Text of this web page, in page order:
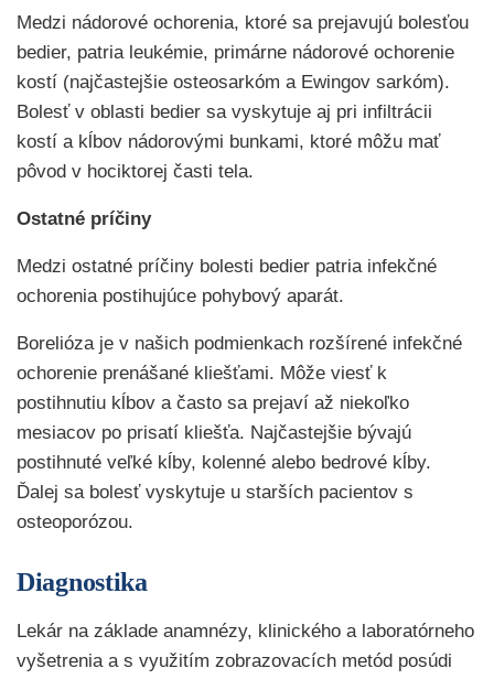
Medzi nádorové ochorenia, ktoré sa prejavujú bolesťou
bedier, patria leukémie, primárne nádorové ochorenie
kostí (najčastejšie osteosarkóm a Ewingov sarkóm).
Bolesť v oblasti bedier sa vyskytuje aj pri infiltrácii
kostí a kĺbov nádorovými bunkami, ktoré môžu mať
pôvod v hociktorej časti tela.
Ostatné príčiny
Medzi ostatné príčiny bolesti bedier patria infekčné
ochorenia postihujúce pohybový aparát.
Borelióza je v našich podmienkach rozšírené infekčné
ochorenie prenášané kliešťami. Môže viesť k
postihnutiu kĺbov a často sa prejaví až niekoľko
mesiacov po prisatí kliešťa. Najčastejšie bývajú
postihnuté veľké kĺby, kolenné alebo bedrové kĺby.
Ďalej sa bolesť vyskytuje u starších pacientov s
osteoporózou.
Diagnostika
Lekár na základe anamnézy, klinického a laboratórneho
vyšetrenia a s využitím zobrazovacích metód posúdi